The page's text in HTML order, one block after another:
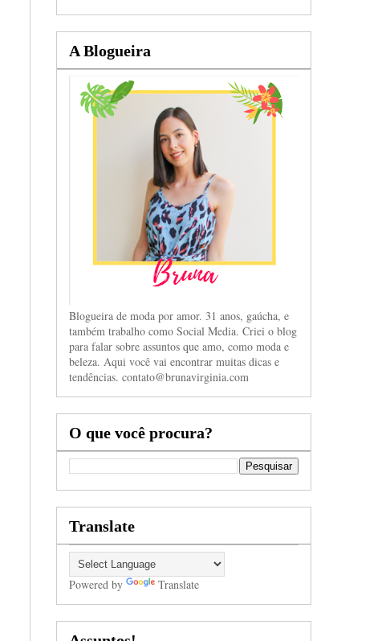
A Blogueira
Blogueira de moda por amor. 31 anos, gaúcha, e
também trabalho como Social Media. Criei o blog
para falar sobre assuntos que amo, como moda e
beleza. Aqui você vai encontrar muitas dicas e
tendências. contato@brunavirginia.com
O que você procura?
Translate
Powered by Translate